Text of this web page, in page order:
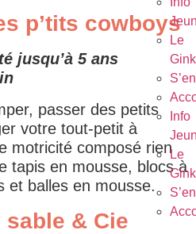
Le
Info
Le
p’tits cowboys
jusqu’à 5 ans
passer des petits
votre tout-petit à
motricité composé rien
tapis en mousse, blocs à
et balles en mousse.
sable & Cie